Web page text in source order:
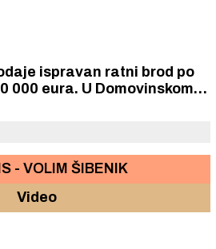
ispravan ratni brod po
000 eura. U Domovinskom
- VOLIM ŠIBENIK
Video